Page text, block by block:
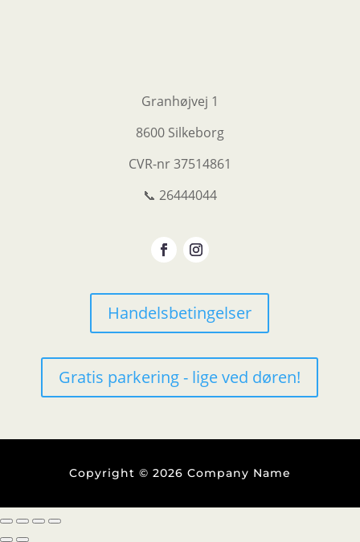
Granhøjvej 1
8600 Silkeborg
CVR-nr37514861
📞 26444044
Handelsbetingelser
Gratis parkering - lige ved døren!
Copyright © 2026 Company Name